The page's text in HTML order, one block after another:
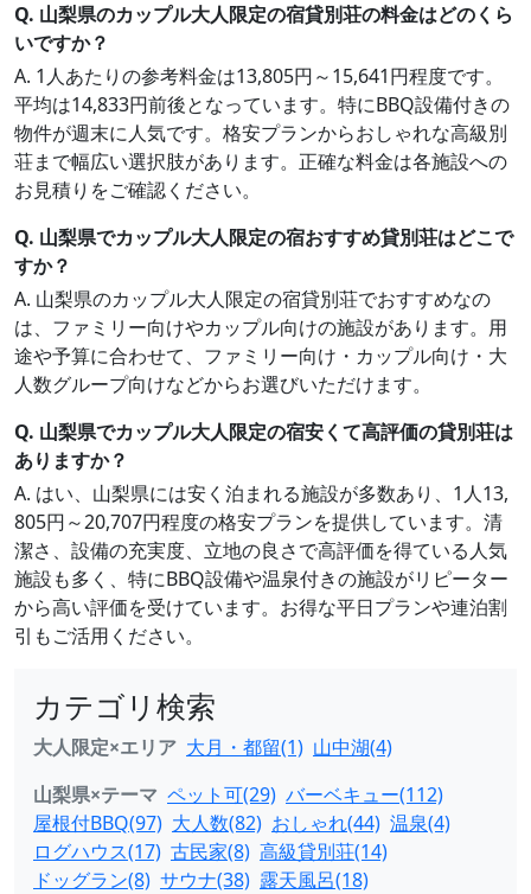
Q. 山梨県のカップル大人限定の宿貸別荘の料金はどのくら
いですか？
A. 1人あたりの参考料金は13,805円～15,641円程度です。
平均は14,833円前後となっています。特にBBQ設備付きの
物件が週末に人気です。格安プランからおしゃれな高級別
荘まで幅広い選択肢があります。正確な料金は各施設への
お見積りをご確認ください。
Q. 山梨県でカップル大人限定の宿おすすめ貸別荘はどこで
すか？
A. 山梨県のカップル大人限定の宿貸別荘でおすすめなの
は、ファミリー向けやカップル向けの施設があります。用
途や予算に合わせて、ファミリー向け・カップル向け・大
人数グループ向けなどからお選びいただけます。
Q. 山梨県でカップル大人限定の宿安くて高評価の貸別荘は
ありますか？
A. はい、山梨県には安く泊まれる施設が多数あり、1人13,
805円～20,707円程度の格安プランを提供しています。清
潔さ、設備の充実度、立地の良さで高評価を得ている人気
施設も多く、特にBBQ設備や温泉付きの施設がリピーター
から高い評価を受けています。お得な平日プランや連泊割
引もご活用ください。
カテゴリ検索
大人限定×エリア 大月・都留(1) 山中湖(4)
山梨県×テーマ ペット可(29) バーベキュー(112)
屋根付BBQ(97) 大人数(82) おしゃれ(44) 温泉(4)
ログハウス(17) 古民家(8) 高級貸別荘(14)
ドッグラン(8) サウナ(38) 露天風呂(18)